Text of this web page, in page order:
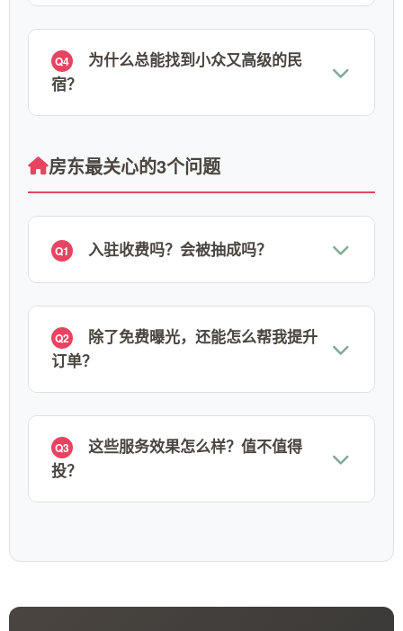
Q4
为什么总能找到小众又高级的民
宿？
房东最关心的3个问题
Q1 入驻收费吗？会被抽成吗？
Q2
除了免费曝光，还能怎么帮我提升
订单？
Q3
这些服务效果怎么样？值不值得
投？